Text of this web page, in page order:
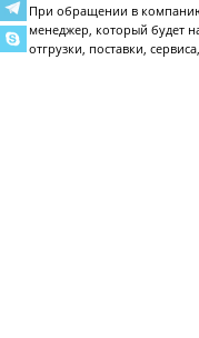
При обращении в
менеджер, который будет
отгрузки, поставки,